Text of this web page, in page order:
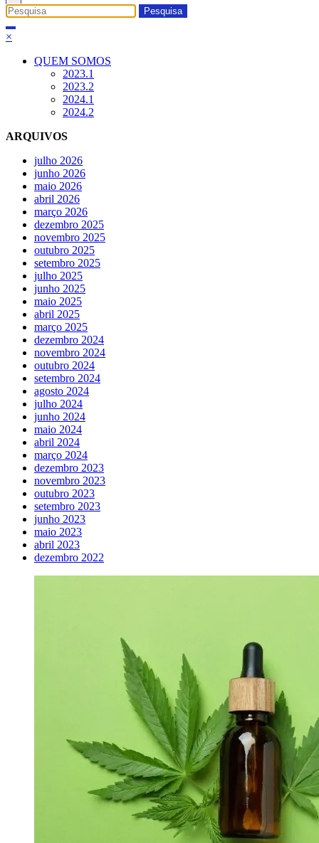
×
QUEM SOMOS
2023.1
2023.2
2024.1
2024.2
ARQUIVOS
julho 2026
junho 2026
maio 2026
abril 2026
março 2026
dezembro 2025
novembro 2025
outubro 2025
setembro 2025
julho 2025
junho 2025
maio 2025
abril 2025
março 2025
dezembro 2024
novembro 2024
outubro 2024
setembro 2024
agosto 2024
julho 2024
junho 2024
maio 2024
abril 2024
março 2024
dezembro 2023
novembro 2023
outubro 2023
setembro 2023
junho 2023
maio 2023
abril 2023
dezembro 2022